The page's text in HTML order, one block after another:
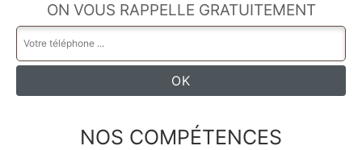
ON VOUS RAPPELLE GRATUITEMENT
NOS COMPÉTENCES